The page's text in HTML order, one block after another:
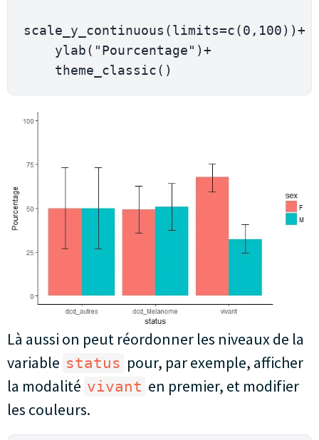
scale_y_continuous(limits=c(0,100))+
Là aussi on peut réordonner les niveaux de la
variable status pour, par exemple, afficher
la modalité vivant en premier, et modifier
les couleurs.